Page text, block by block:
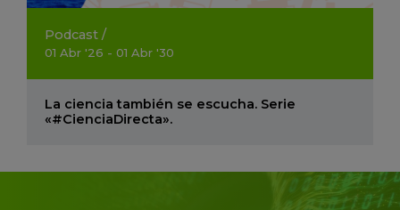
Podcast /
01 Abr '26 - 01 Abr '30
La ciencia también se escucha. Serie
«#CienciaDirecta».